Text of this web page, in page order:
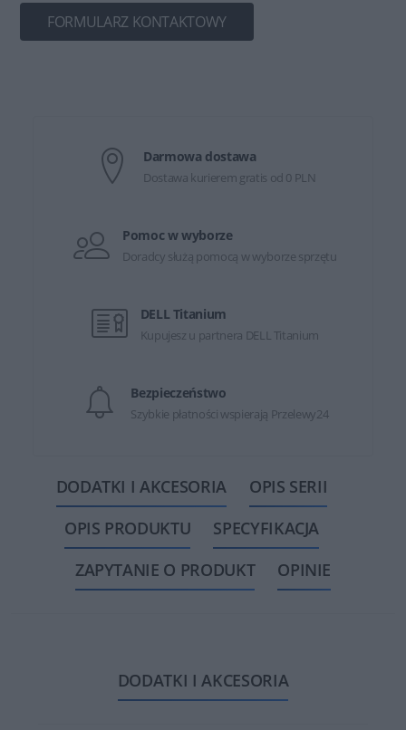
FORMULARZ KONTAKTOWY
Darmowa dostawa
Dostawa kurierem gratis od 0 PLN
Pomoc w wyborze
Doradcy służą pomocą w wyborze sprzętu
DELL Titanium
Kupujesz u partnera DELL Titanium
Bezpieczeństwo
Szybkie płatności wspierają Przelewy24
DODATKI I AKCESORIA
OPIS SERII
OPIS PRODUKTU
SPECYFIKACJA
ZAPYTANIE O PRODUKT
OPINIE
DODATKI I AKCESORIA